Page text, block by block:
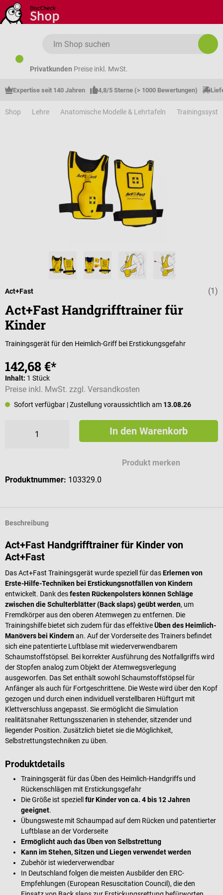
Zum Hauptinhalt springen
Privatkunden Preise inkl. MwSt.
Expertise seit 140 Jahren 4,8/5 Sterne (> 1000 Bewertungen)
Shop Lehre Anatomische Modelle & Lehrtafeln
(1)
Act+Fast
Act+Fast Handgrifftrainer für
Kinder
Trainingsgerät für den Heimlich-Griff bei Erstickungsgefahr
142,68 €*
Inhalt: 1 Stück
Preise inkl. MwSt. zzgl. Versandkosten
Sofort verfügbar | Zustellung voraussichtlich am 13.08.26
In den Warenkorb
Produkt merken
Produktnummer: 103329.0
Beschreibung
Act+Fast Handgrifftrainer für Kinder von
Act+Fast
Das Act+Fast Trainingsgerät wurde speziell für dasErlernen von
Erste-Hilfe-Techniken bei Erstickungsnotfällen von Kindern
entwickelt. Dank desfesten Rückenpolsters können Schläge
zwischen die Schulterblätter (Back slaps) geübt werden, um
Fremdkörper aus den oberen Atemwegen zu entfernen. Die
Trainingshilfe bietet sich zudem für das effektiveÜben des Heimlich-
Manövers bei Kindernan. Auf der Vorderseite des Trainers befindet
sich eine patentierte Luftblase mit wiederverwendbarem
Schaumstoffstöpsel. Bei korrekter Ausführung des Notfallgriffs wird
der Stopfen analog zum Objekt der Atemwegsverlegung
ausgeworfen. Das Set enthält sowohl Schaumstoffstöpsel für
Anfänger als auch für Fortgeschrittene. Die Weste wird über den Kopf
gezogen und durch einen individuell verstellbaren Hüftgurt mit
Klettverschluss angepasst. Sie ermöglicht die Simulation
realitätsnaher Rettungsszenarien in stehender, sitzender und
liegender Position. Zusätzlich bietet sie die Möglichkeit,
Selbstrettungstechniken zu üben.
Produktdetails
Trainingsgerät für das Üben des Heimlich-Handgriffs und
Rückenschlägen mit Erstickungsgefahr
Die Größe ist speziell für Kinder von ca. 4 bis 12 Jahren
geeignet.
Übungsweste mit Schaumpad auf dem Rücken und patentierter
Luftblase an der Vorderseite
Ermöglicht auch das Üben von Selbstrettung
Kann im Stehen, Sitzen und Liegen verwendet werden
Zubehör ist wiederverwendbar
In Deutschland folgen die meisten Ausbilder den ERC-
Empfehlungen (European Resuscitation Council), die den